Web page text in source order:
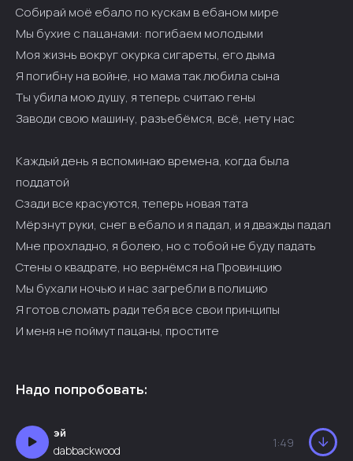
Собирай моё ебало по кускам в ебаном мире
Мы бухие с пацанами: погибаем молодыми
Моя жизнь вокруг окурка сигареты, его дыма
Я погибну на войне, но мама так любила сына
Ты убила мою душу, я теперь считаю гены
Заводи свою машину, разъебёмся, всё, нету нас
Каждый день я вспоминаю времена, когда была
поддатой
Сзади все красуются, теперь новая тата
Мёрзнут руки, снег в ебало и я падал, и я дважды падал
Мне прохладно, я болею, но с тобой не буду падать
Стены о квадрате, но вернёмся на Провинцию
Мы бухали ночью и нас загребли в полицию
Я готов сломать ради тебя все свои принципы
И меня не поймут пацаны, простите
Надо попробовать:
эй
dabbackwood
1:49